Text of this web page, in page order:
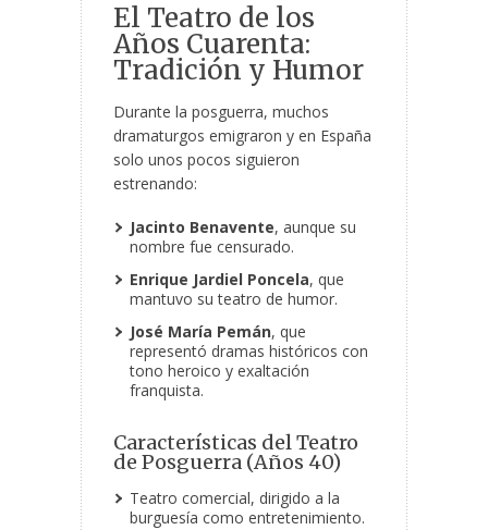
El Teatro de los
Años Cuarenta:
Tradición y Humor
Durante la posguerra, muchos
dramaturgos emigraron y en España
solo unos pocos siguieron
estrenando:
Jacinto Benavente, aunque su
nombre fue censurado.
Enrique Jardiel Poncela, que
mantuvo su teatro de humor.
José María Pemán, que
representó dramas históricos con
tono heroico y exaltación
franquista.
Características del Teatro
de Posguerra (Años 40)
Teatro comercial, dirigido a la
burguesía como entretenimiento.